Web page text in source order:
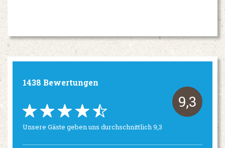
1438 Bewertungen
9,3
Unsere Gäste geben uns durchschnittlich 9,3